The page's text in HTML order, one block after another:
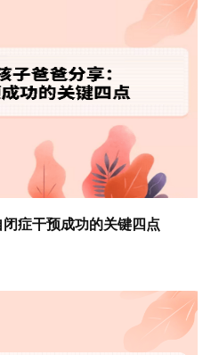
症干预成功的关键四点